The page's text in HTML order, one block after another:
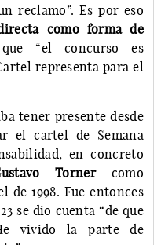
reclamo”. Es por eso
como forma de
“el concurso es
representa para el
tener presente desde
el cartel de Semana
en concreto
Torner como
de 1998. Fue entonces
se dio cuenta “de que
vivido la parte de